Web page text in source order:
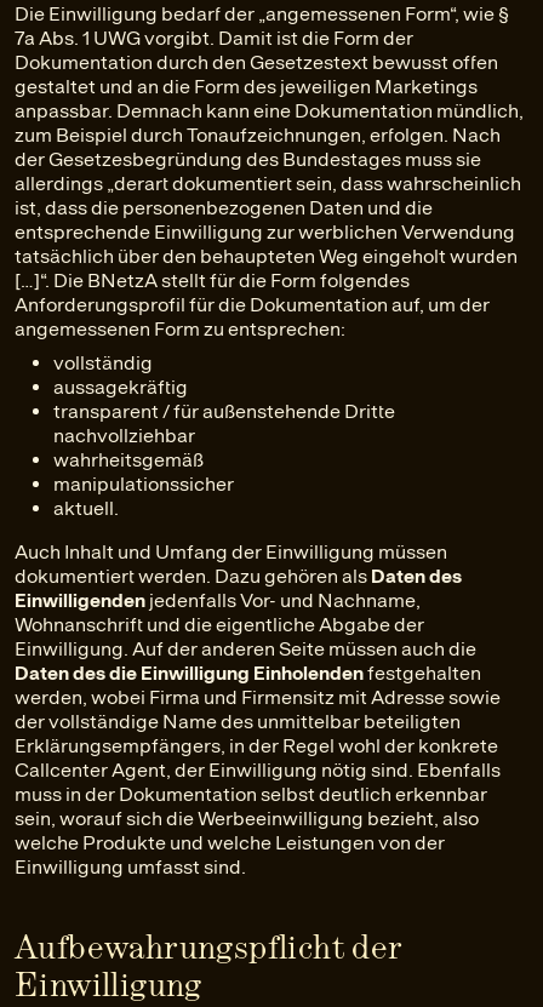
Die Einwilligung bedarf der „angemessenen Form“, wie §
7a Abs. 1 UWG vorgibt. Damit ist die Form der
Dokumentation durch den Gesetzestext bewusst offen
gestaltet und an die Form des jeweiligen Marketings
anpassbar. Demnach kann eine Dokumentation mündlich,
zum Beispiel durch Tonaufzeichnungen, erfolgen. Nach
der Gesetzesbegründung des Bundestages muss sie
allerdings „derart dokumentiert sein, dass wahrscheinlich
ist, dass die personenbezogenen Daten und die
entsprechende Einwilligung zur werblichen Verwendung
tatsächlich über den behaupteten Weg eingeholt wurden
[…]“. Die BNetzA stellt für die Form folgendes
Anforderungsprofil für die Dokumentation auf, um der
angemessenen Form zu entsprechen:
vollständig
aussagekräftig
transparent / für außenstehende Dritte
nachvollziehbar
wahrheitsgemäß
manipulationssicher
aktuell.
Auch Inhalt und Umfang der Einwilligung müssen
dokumentiert werden. Dazu gehören als Daten des
Einwilligenden jedenfalls Vor- und Nachname,
Wohnanschrift und die eigentliche Abgabe der
Einwilligung. Auf der anderen Seite müssen auch die
Daten des die Einwilligung Einholendenfestgehalten
werden, wobei Firma und Firmensitz mit Adresse sowie
der vollständige Name des unmittelbar beteiligten
Erklärungsempfängers, in der Regel wohl der konkrete
Callcenter Agent, der Einwilligung nötig sind. Ebenfalls
muss in der Dokumentation selbst deutlich erkennbar
sein, worauf sich die Werbeeinwilligung bezieht, also
welche Produkte und welche Leistungen von der
Einwilligung umfasst sind.
Aufbewahrungspflicht der
Einwilligung